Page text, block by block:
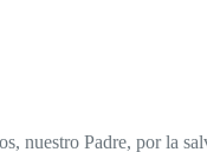
nuestro Padre, por la